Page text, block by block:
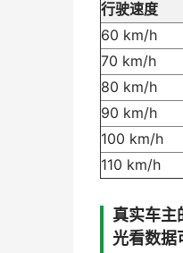
行驶速度
60 km/h
70 km/h
80 km/h
90 km/h
100 km/h
110 km/h
真实车主
光看数据